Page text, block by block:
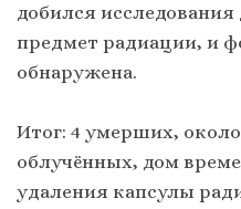
добился
предмет радиации, и
обнаружена.
Итог: 4 умерших,
облучённых, дом
удаления капсулы